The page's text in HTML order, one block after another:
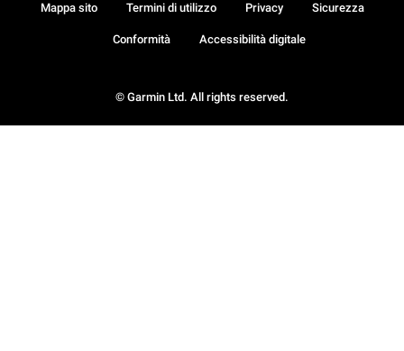
© Garmin Ltd. All rights reserved.
Mappa sito Termini di utilizzo Privacy Sicurezza
Conformità Accessibilità digitale